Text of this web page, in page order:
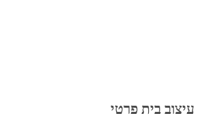
עיצוב בית פרטי